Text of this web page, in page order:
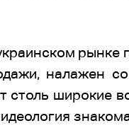
рынке
налажен
столь широкие